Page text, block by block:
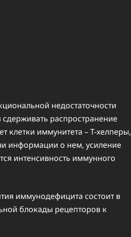
недостаточности
распространение
клетки иммунитета – Т-хелперы,
информации о нем, усиление
интенсивность иммунного
иммунодефицита состоит в
блокады рецепторов к